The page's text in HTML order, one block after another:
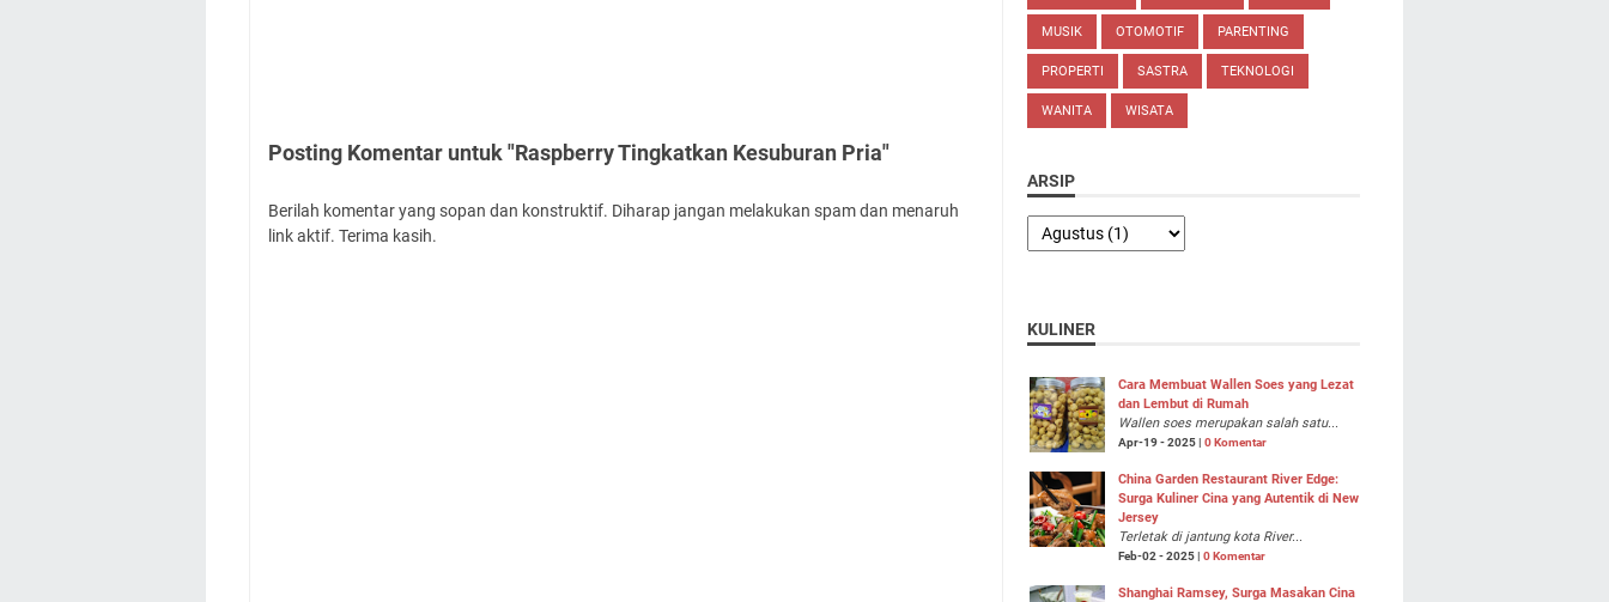
Posting Komentar untuk "Raspberry Tingkatkan Kesuburan Pria"
Berilah komentar yang sopan dan konstruktif. Diharap jangan melakukan spam dan menaruh
link aktif. Terima kasih.
MUSIK OTOMOTIF PARENTING
PROPERTI SASTRA TEKNOLOGI
WANITA WISATA
ARSIP
KULINER
Cara Membuat Wallen Soes yang Lezat
dan Lembut di Rumah
Wallen soes merupakan salah satu...
Apr-19 - 2025 | 0 Komentar
China Garden Restaurant River Edge:
Surga Kuliner Cina yang Autentik di New
Jersey
Terletak di jantung kota River...
Feb-02 - 2025 | 0 Komentar
Shanghai Ramsey, Surga Masakan Cina